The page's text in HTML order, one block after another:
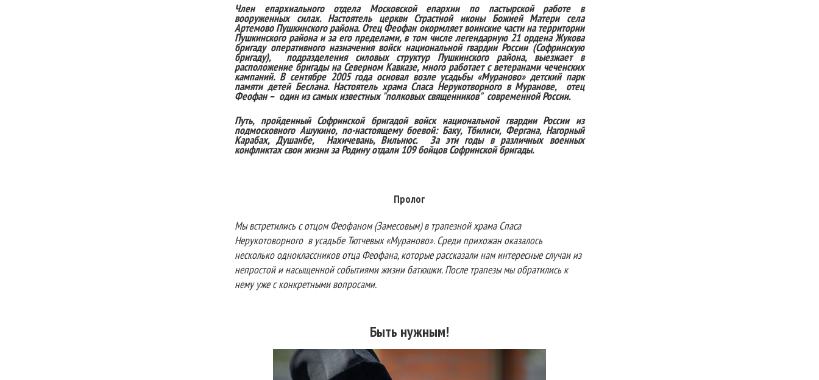
Член епархиального отдела Московской епархии по пастырской работе в
вооруженных силах. Настоятель церкви Страстной иконы Божией Матери села
Артемово Пушкинского района. Отец Феофан окормляет воинские части на территории
Пушкинского района и за его пределами, в том числе легендарную 21 ордена Жукова
бригаду оперативного назначения войск национальной гвардии России (Софринскую
бригаду), подразделения силовых структур Пушкинского района, выезжает в
расположение бригады на Северном Кавказе, много работает с ветеранами чеченских
кампаний. В сентябре 2005 года основал возле усадьбы «Мураново» детский парк
памяти детей Беслана. Настоятель храма Спаса Нерукотворного в Муранове, отец
Феофан – один из самых известных "полковых священников" современной России.
Путь, пройденный Софринской бригадой войск национальной гвардии России из
подмосковного Ашукино, по-настоящему боевой: Баку, Тбилиси, Фергана, Нагорный
Карабах, Душанбе, Нахичевань, Вильнюс. За эти годы в различных военных
конфликтах свои жизни за Родину отдали 109 бойцов Софринской бригады.
Пролог
Мы встретились с отцом Феофаном (Замесовым) в трапезной храма Спаса
Нерукотоворного в усадьбе Тютчевых «Мураново». Среди прихожан оказалось
несколько одноклассников отца Феофана, которые рассказали нам интересные случаи из
непростой и насыщенной событиями жизни батюшки. После трапезы мы обратились к
нему уже с конкретными вопросами.
Быть нужным!